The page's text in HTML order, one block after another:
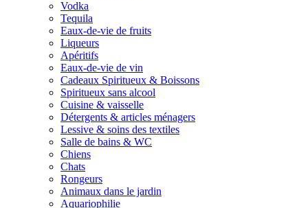
Vodka
Tequila
Eaux-de-vie de fruits
Liqueurs
Apéritifs
Eaux-de-vie de vin
Cadeaux Spiritueux & Boissons
Spiritueux sans alcool
Cuisine & vaisselle
Détergents & articles ménagers
Lessive & soins des textiles
Salle de bains & WC
Chiens
Chats
Rongeurs
Animaux dans le jardin
Aquariophilie